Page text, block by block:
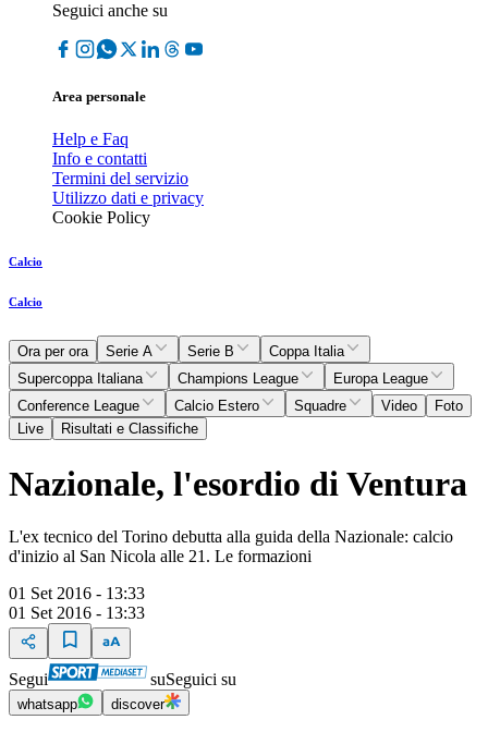
Seguici anche su
Area personale
Help e Faq
Info e contatti
Termini del servizio
Utilizzo dati e privacy
Cookie Policy
Calcio
Calcio
Ora per ora Serie A Serie B
Coppa Italia
Supercoppa Italiana
Champions League
Europa League
Conference League
Calcio Estero Squadre Video
Foto
Live
Risultati e Classifiche
Nazionale, l'esordio di Ventura
L'ex tecnico del Torino debutta alla guida della Nazionale: calcio
d'inizio al San Nicola alle 21. Le formazioni
01 Set 2016 - 13:33
01 Set 2016 - 13:33
Segui suSeguici su
whatsapp discover